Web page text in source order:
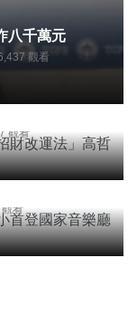
婦人遭詐八千萬元
觀看
觀看
小首登國家音
看